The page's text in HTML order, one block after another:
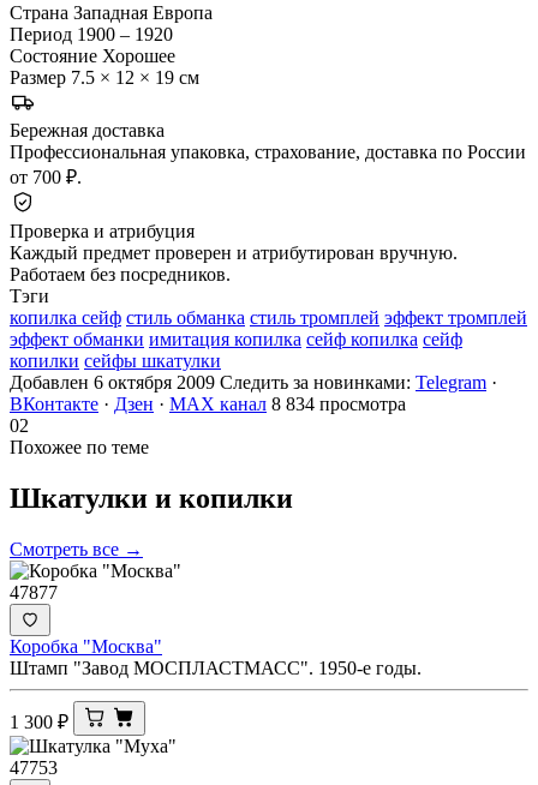
Страна Западная Европа
Период 1900 – 1920
Состояние Хорошее
Размер 7.5 × 12 × 19 см
Бережная доставка
Профессиональная упаковка, страхование, доставка по России
от 700 ₽.
Проверка и атрибуция
Каждый предмет проверен и атрибутирован вручную.
Работаем без посредников.
Тэги
копилка сейф стиль обманка стиль тромплей эффект тромплей
эффект обманки имитация копилка сейф копилка сейф
копилки сейфы шкатулки
Добавлен 6 октября 2009 Следить за новинками: Telegram ·
ВКонтакте · Дзен · MAX канал 8 834 просмотра
02
Похожее по теме
Шкатулки и копилки
Смотреть все →
47877
Коробка "Москва"
Штамп "Завод МОСПЛАСТМАСС". 1950-е годы.
1 300 ₽
47753